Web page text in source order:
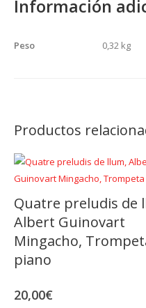
Información
Peso 0,32 kg
Productos
Quatre preludis de
Albert Guinovart
Mingacho,
piano
20,00€